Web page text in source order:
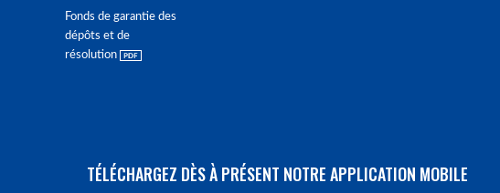
Fonds de garantie des
dépôts et de
résolution
TÉLÉCHARGEZ DÈS À PRÉSENT NOTRE APPLICATION MOBILE